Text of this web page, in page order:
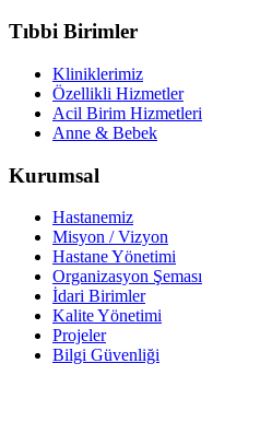
Tıbbi Birimler
Kliniklerimiz
Özellikli Hizmetler
Acil Birim Hizmetleri
Anne & Bebek
Kurumsal
Hastanemiz
Misyon / Vizyon
Hastane Yönetimi
Organizasyon Şeması
İdari Birimler
Kalite Yönetimi
Projeler
Bilgi Güvenliği